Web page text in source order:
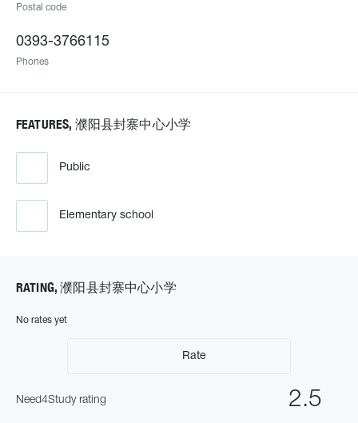
Postal code
0393-3766115
Phones
FEATURES, 濮阳县封寨中心小学
Public
Elementary school
RATING, 濮阳县封寨中心小学
No rates yet
Rate
2.5
Need4Study rating